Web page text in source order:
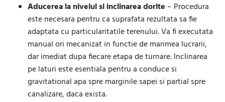
Aducerea la nivelul si inclinarea dorite – Procedura
este necesara pentru ca suprafata rezultata sa fie
adaptata cu particularitatile terenului. Va fi executata
manual ori mecanizat in functie de marimea lucrarii,
dar imediat dupa fiecare etapa de turnare. Inclinarea
pe laturi este esentiala pentru a conduce si
gravitational apa spre marginile sapei si partial spre
canalizare, daca exista.